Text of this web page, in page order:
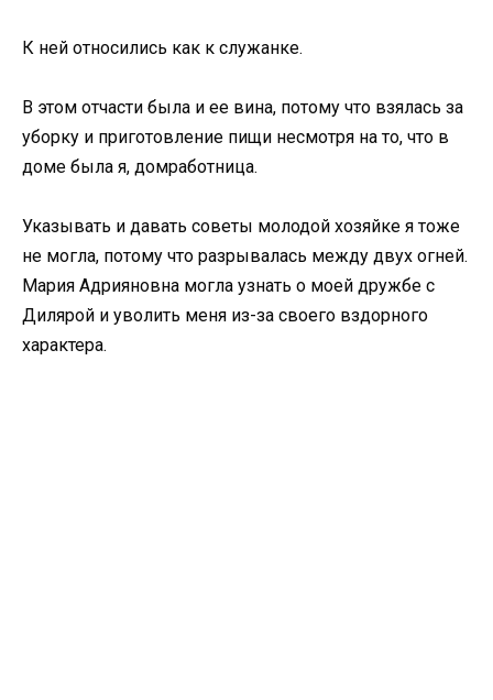
К ней относились как к служанке.
В этом отчасти была и ее вина, потому что взялась за
уборку и приготовление пищи несмотря на то, что в
доме была я, домработница.
Указывать и давать советы молодой хозяйке я тоже
не могла, потому что разрывалась между двух огней.
Мария Адрияновна могла узнать о моей дружбе с
Дилярой и уволить меня из-за своего вздорного
характера.